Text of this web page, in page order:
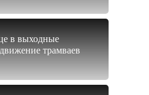
в выходные
трамваев